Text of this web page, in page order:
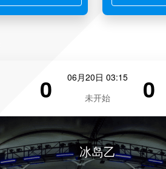
0
06月20日 03:15
未开始
0
冰岛乙